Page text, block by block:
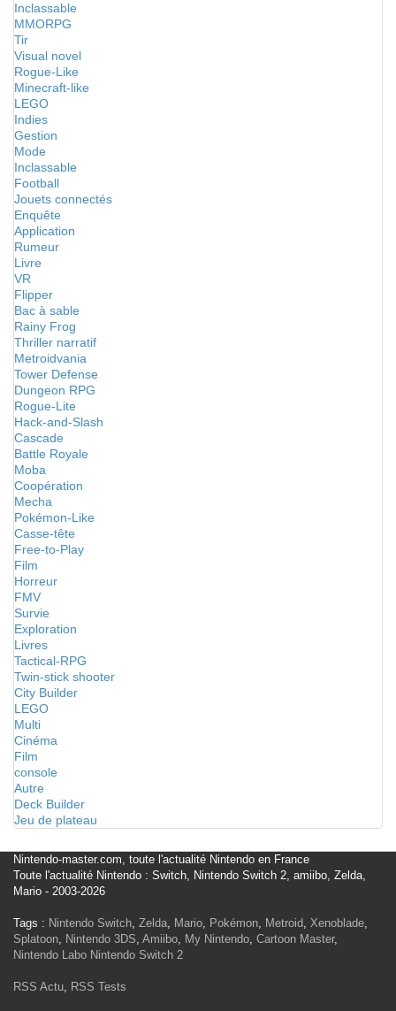
Inclassable
MMORPG
Tir
Visual novel
Rogue-Like
Minecraft-like
LEGO
Indies
Gestion
Mode
Inclassable
Football
Jouets connectés
Enquête
Application
Rumeur
Livre
VR
Flipper
Bac à sable
Rainy Frog
Thriller narratif
Metroidvania
Tower Defense
Dungeon RPG
Rogue-Lite
Hack-and-Slash
Cascade
Battle Royale
Moba
Coopération
Mecha
Pokémon-Like
Casse-tête
Free-to-Play
Film
Horreur
FMV
Survie
Exploration
Livres
Tactical-RPG
Twin-stick shooter
City Builder
LEGO
Multi
Cinéma
Film
console
Autre
Deck Builder
Jeu de plateau
Nintendo-master.com, toute l'actualité Nintendo en France
Toute l'actualité Nintendo : Switch, Nintendo Switch 2, amiibo, Zelda,
Mario - 2003-2026
Tags : Nintendo Switch, Zelda, Mario, Pokémon, Metroid, Xenoblade,
Splatoon, Nintendo 3DS, Amiibo, My Nintendo, Cartoon Master,
Nintendo Labo Nintendo Switch 2
RSS Actu, RSS Tests